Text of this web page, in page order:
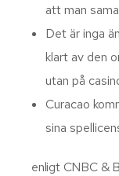
att man
Det är inga
klart av den
utan på
Curacao
sina
enligt CNBC &